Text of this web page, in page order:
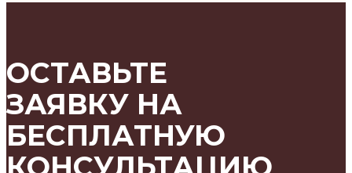
ОСТАВЬТЕ
ЗАЯВКУ НА
БЕСПЛАТНУЮ